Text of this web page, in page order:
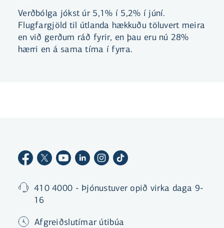
Verðbólga jókst úr 5,1% í 5,2% í júní.
Flugfargjöld til útlanda hækkuðu töluvert meira
en við gerðum ráð fyrir, en þau eru nú 28%
hærri en á sama tíma í fyrra.
410 4000 - Þjónustuver opið virka daga 9-
16
Afgreiðslutímar útibúa